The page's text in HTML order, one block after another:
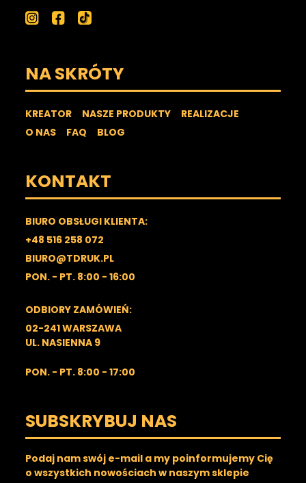
NA SKRÓTY
KREATOR NASZE PRODUKTY
REALIZACJE
O NAS
FAQ BLOG
KONTAKT
BIURO OBSŁUGI KLIENTA:
+48 516 258 072
BIURO@TDRUK.PL
PON. - PT. 8:00 - 16:00
ODBIORY ZAMÓWIEŃ:
02-241 WARSZAWA
UL. NASIENNA 9
PON. - PT. 8:00 - 17:00
SUBSKRYBUJ NAS
Podaj nam swój e-mail a my poinformujemy Cię
o wszystkich nowościach w naszym sklepie